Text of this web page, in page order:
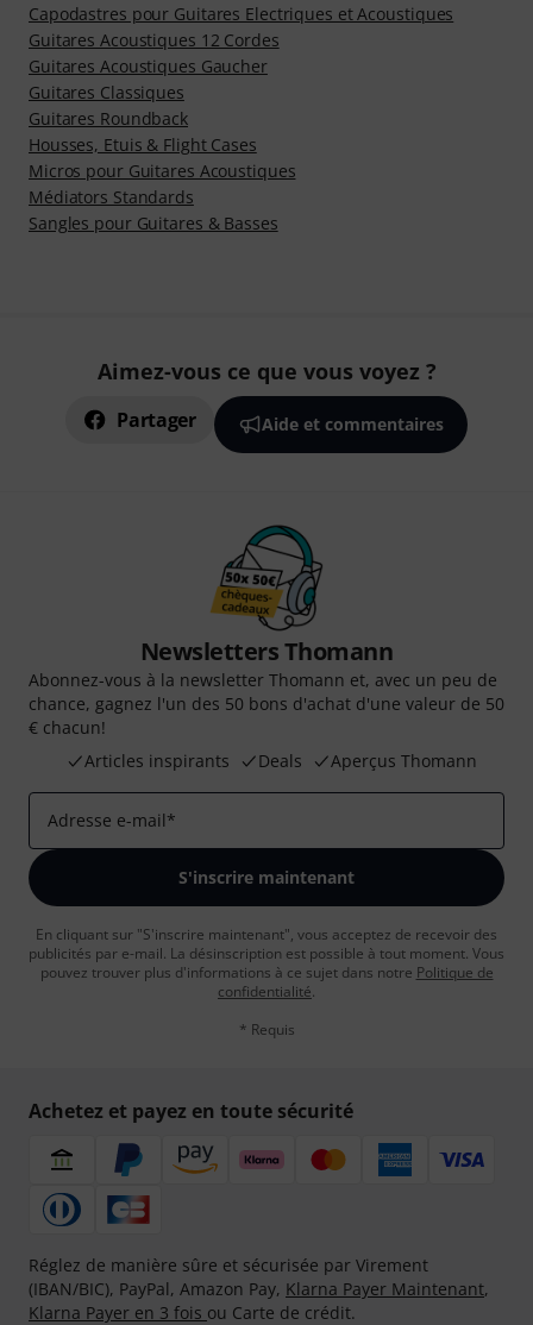
Capodastres pour Guitares Electriques et Acoustiques
Guitares Acoustiques 12 Cordes
Guitares Acoustiques Gaucher
Guitares Classiques
Guitares Roundback
Housses, Etuis & Flight Cases
Micros pour Guitares Acoustiques
Médiators Standards
Sangles pour Guitares & Basses
Aimez-vous ce que vous voyez ?
Partager Aide et commentaires
Newsletters Thomann
Abonnez-vous à la newsletter Thomann et, avec un peu de
chance, gagnez l'un des 50 bons d'achat d'une valeur de 50
€ chacun!
Articles inspirants
Deals Aperçus Thomann
Adresse e-mail*
S'inscrire maintenant
En cliquant sur "S'inscrire maintenant", vous acceptez de recevoir des
publicités par e-mail. La désinscription est possible à tout moment. Vous
pouvez trouver plus d'informations à ce sujet dans notre Politique de
confidentialité.
* Requis
Achetez et payez en toute sécurité
Réglez de manière sûre et sécurisée par Virement
(IBAN/BIC), PayPal, Amazon Pay, Klarna Payer Maintenant,
Klarna Payer en 3 fois ou Carte de crédit.